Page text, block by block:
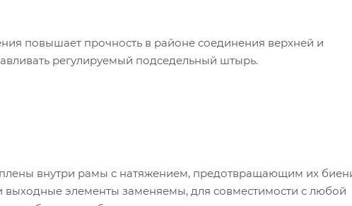
повышает прочность в районе соединения верхней и
регулируемый подседельный штырь.
внутри рамы с натяжением, предотвращающим их
выходные элементы заменяемы, для совместимости с любой